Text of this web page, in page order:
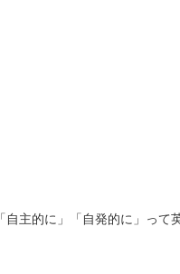
「自主的に」「自発的に」って